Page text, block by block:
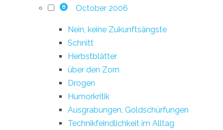
8 October 2006
Nein, keine Zukunftsängste
Schnitt
Herbstblätter
über den Zorn
Drogen
Humorkritik
Ausgrabungen, Goldschürfungen
Technikfeindlichkeit im Alltag